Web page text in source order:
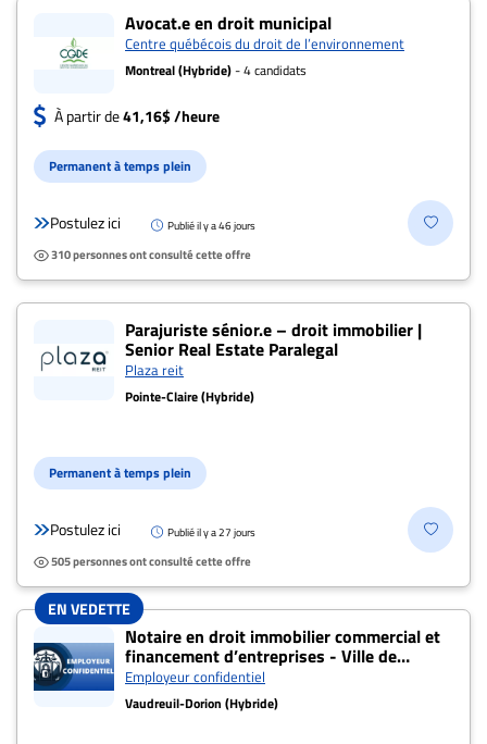
Avocat.e en droit municipal
Centre québécois du droit de l’environnement
Montreal (Hybride)- 4 candidats
À partir de41,16$ /heure
Permanent à temps plein
Postulez ici Publié il y a 46 jours
310 personnes ont consulté cette offre
Parajuriste sénior.e – droit immobilier |
Senior Real Estate Paralegal
Plaza reit
Pointe-Claire (Hybride)
Permanent à temps plein
Postulez ici Publié il y a 27 jours
505 personnes ont consulté cette offre
EN VEDETTE
Notaire en droit immobilier commercial et
financement d’entreprises - Ville de
Vaudreuil-Dorion
Employeur confidentiel
Vaudreuil-Dorion (Hybride)